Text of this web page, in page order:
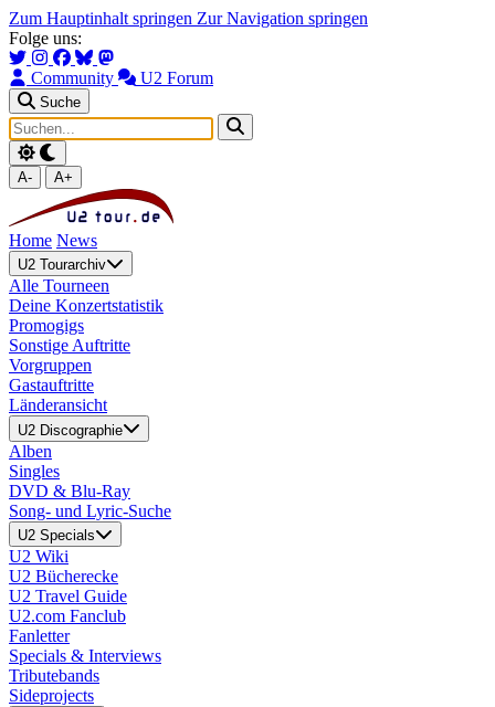
Zum Hauptinhalt springen Zur Navigation springen
Folge uns:
Community U2 Forum
Suche
A- A+
Home News
U2 Tourarchiv
Alle Tourneen
Deine Konzertstatistik
Promogigs
Sonstige Auftritte
Vorgruppen
Gastauftritte
Länderansicht
U2 Discographie
Alben
Singles
DVD & Blu-Ray
Song- und Lyric-Suche
U2 Specials
U2 Wiki
U2 Bücherecke
U2 Travel Guide
U2.com Fanclub
Fanletter
Specials & Interviews
Tributebands
Sideprojects